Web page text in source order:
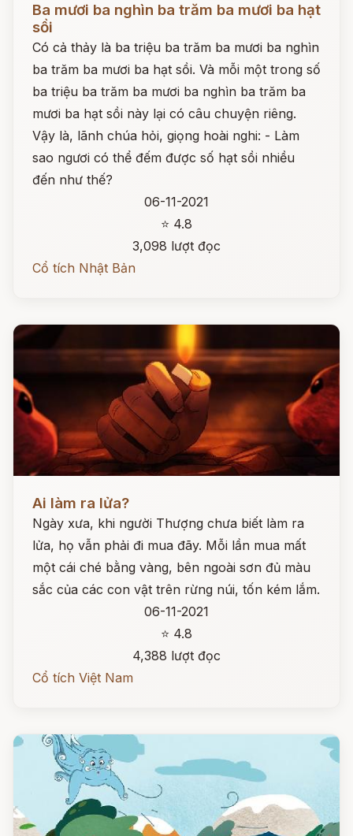
Ba mươi ba nghìn ba trăm ba mươi ba hạt
sồi
Có cả thảy là ba triệu ba trăm ba mươi ba nghìn
ba trăm ba mươi ba hạt sồi. Và mỗi một trong số
ba triệu ba trăm ba mươi ba nghìn ba trăm ba
mươi ba hạt sồi này lại có câu chuyện riêng.
Vậy là, lãnh chúa hỏi, giọng hoài nghi: - Làm
sao ngươi có thể đếm được số hạt sồi nhiều
đến như thế?
06-11-2021
⭐ 4.8
3,098 lượt đọc
Cổ tích Nhật Bản
Ai làm ra lửa?
Ngày xưa, khi người Thượng chưa biết làm ra
lửa, họ vẫn phải đi mua đãy. Mỗi lần mua mất
một cái ché bằng vàng, bên ngoài sơn đủ màu
sắc của các con vật trên rừng núi, tốn kém lắm.
06-11-2021
⭐ 4.8
4,388 lượt đọc
Cổ tích Việt Nam